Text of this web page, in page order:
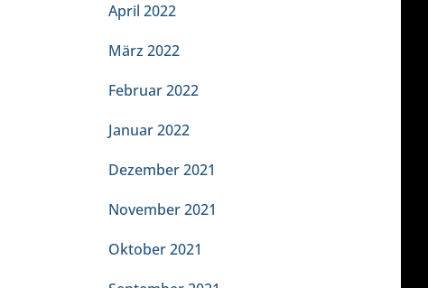
April 2022
März 2022
Februar 2022
Januar 2022
Dezember 2021
November 2021
Oktober 2021